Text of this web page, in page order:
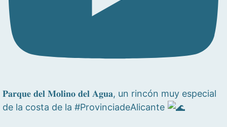
𝐏𝐚𝐫𝐪𝐮𝐞 𝐝𝐞𝐥 𝐌𝐨𝐥𝐢𝐧𝐨 𝐝𝐞𝐥 𝐀𝐠𝐮𝐚, un rincón muy especial
de la costa de la #ProvinciadeAlicante